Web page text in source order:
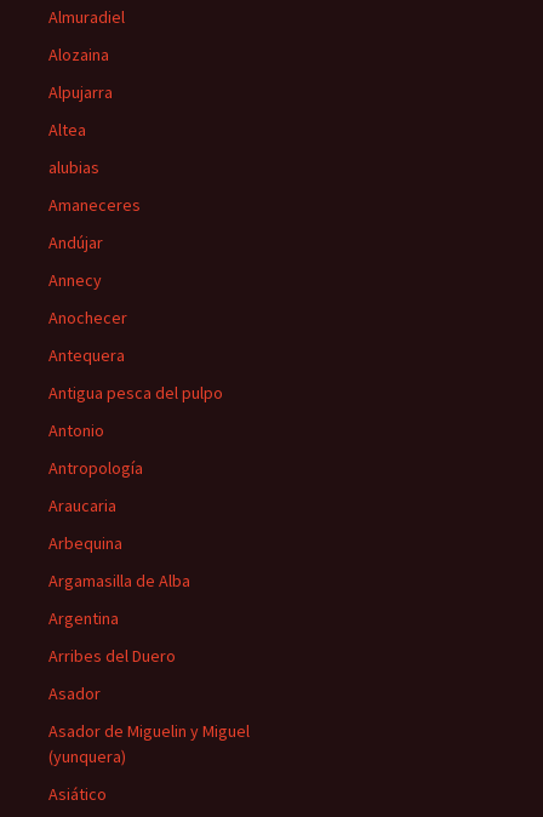
Almuradiel
Alozaina
Alpujarra
Altea
alubias
Amaneceres
Andújar
Annecy
Anochecer
Antequera
Antigua pesca del pulpo
Antonio
Antropología
Araucaria
Arbequina
Argamasilla de Alba
Argentina
Arribes del Duero
Asador
Asador de Miguelin y Miguel
(yunquera)
Asiático